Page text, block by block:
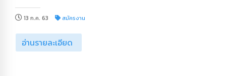
13 ก.ค. 63 สมัครงาน
อ่านรายละเอียด